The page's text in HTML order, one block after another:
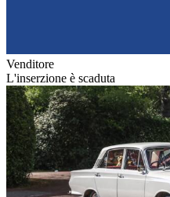
Venditore
L'inserzione è scaduta